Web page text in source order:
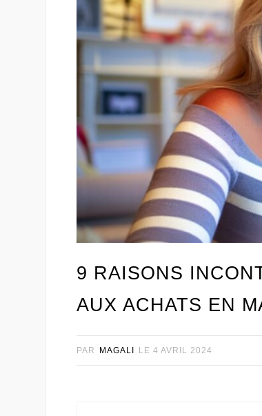
9 RAISONS
AUX ACHATS EN
PAR MAGALI LE 4 AVRIL 2024